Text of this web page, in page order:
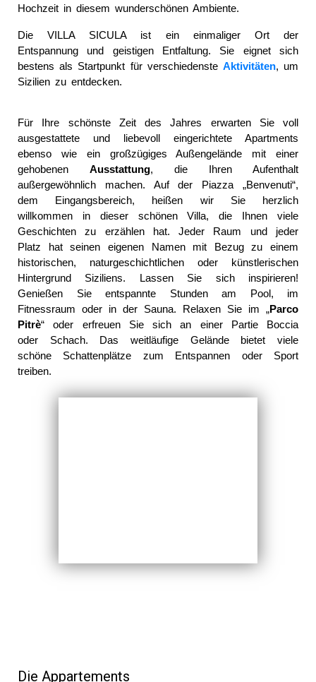
Hochzeit in diesem wunderschönen Ambiente.
Die VILLA SICULA ist ein einmaliger Ort der
Entspannung und geistigen Entfaltung. Sie eignet sich
bestens als Startpunkt für verschiedenste Aktivitäten, um
Sizilien zu entdecken.
Für Ihre schönste Zeit des Jahres erwarten Sie voll
ausgestattete und liebevoll eingerichtete Apartments
ebenso wie ein großzügiges Außengelände mit einer
gehobenen Ausstattung, die Ihren Aufenthalt
außergewöhnlich machen. Auf der Piazza „Benvenuti“,
dem Eingangsbereich, heißen wir Sie herzlich
willkommen in dieser schönen Villa, die Ihnen viele
Geschichten zu erzählen hat. Jeder Raum und jeder
Platz hat seinen eigenen Namen mit Bezug zu einem
historischen, naturgeschichtlichen oder künstlerischen
Hintergrund Siziliens. Lassen Sie sich inspirieren!
Genießen Sie entspannte Stunden am Pool, im
Fitnessraum oder in der Sauna. Relaxen Sie im „Parco
Pitrè“ oder erfreuen Sie sich an einer Partie Boccia
oder Schach. Das weitläufige Gelände bietet viele
schöne Schattenplätze zum Entspannen oder Sport
treiben.
Die Appartements